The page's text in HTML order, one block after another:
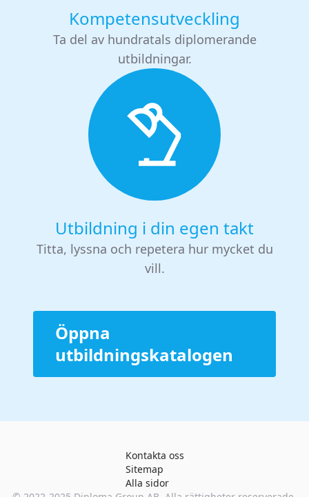
Kompetensutveckling
Ta del av hundratals diplomerande
utbildningar.
Utbildning i din egen takt
Titta, lyssna och repetera hur mycket du
vill.
Öppna
utbildningskatalogen
Kontakta oss
Sitemap
Alla sidor